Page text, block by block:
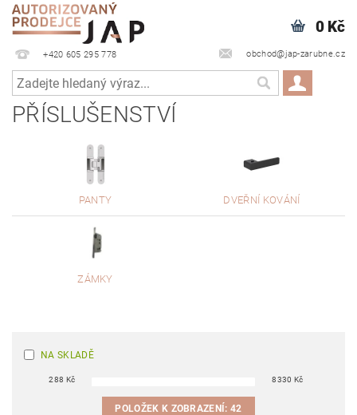
+420 605 295 778 obchod@jap-zarubne.cz
0 Kč
PŘÍSLUŠENSTVÍ
PANTY DVEŘNÍ KOVÁNÍ
ZÁMKY
NA SKLADĚ
288 Kč 8330 Kč
POLOŽEK K ZOBRAZENÍ:42